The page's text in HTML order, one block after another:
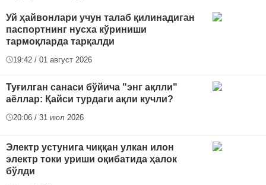
Уй ҳайвонлари учун талаб қилинадиган
паспортнинг нусха кўриниши
тармоқларда тарқалди
19:42 / 01 август 2026
Туғилган санаси бўйича "энг ақлли"
аёллар: Қайси турдаги ақли кучли?
20:06 / 31 июл 2026
Электр устунига чиққан улкан илон
электр токи уриши оқибатида ҳалок
бўлди